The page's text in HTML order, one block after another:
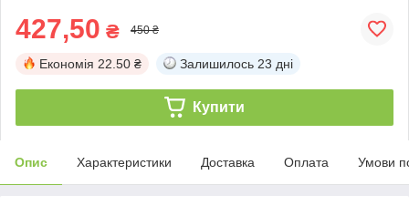
427,50 ₴ 450 ₴
Економія 22.50 ₴ Залишилось 23 дні
Купити
Опис Характеристики Доставка Оплата Умови